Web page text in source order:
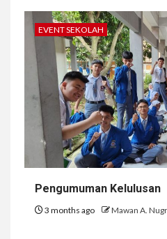
EVENT SEKOLAH
Pengumuman Kelulusan
3 months ago Mawan A.